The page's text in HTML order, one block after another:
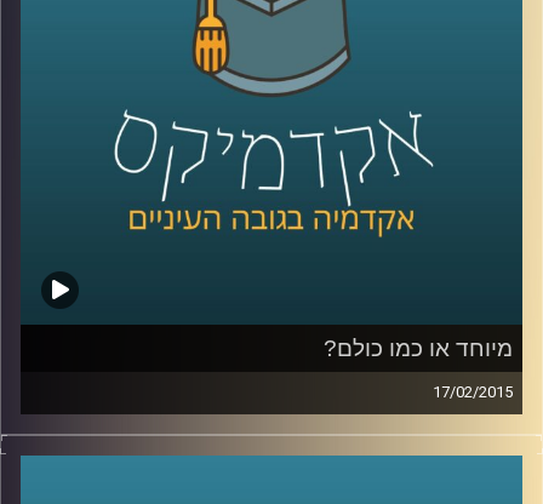
ההגדרות עוזרות להבין מה מניע אותנו, לאיזה
כיוון ומה ניתן ללמד אותנו. מאמינים שאנשים
מסוגלים להשתנות? ענו לעצמכם על השאלה
כהכנה לתכנית.
AudioVersity
מיוחד או כמו כולם?
17/02/2015
דוקטור ירון תימור, סגן דיקן ביה"ס למנהל